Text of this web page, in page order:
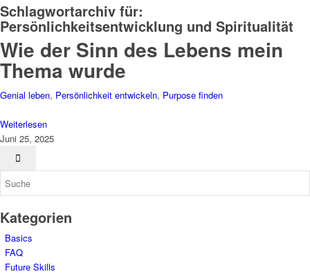
Schlagwortarchiv für:
Persönlichkeitsentwicklung und Spiritualität
Wie der Sinn des Lebens mein
Thema wurde
Genial leben, Persönlichkeit entwickeln, Purpose finden
Weiterlesen
Juni 25, 2025
Kategorien
Basics
FAQ
Future Skills